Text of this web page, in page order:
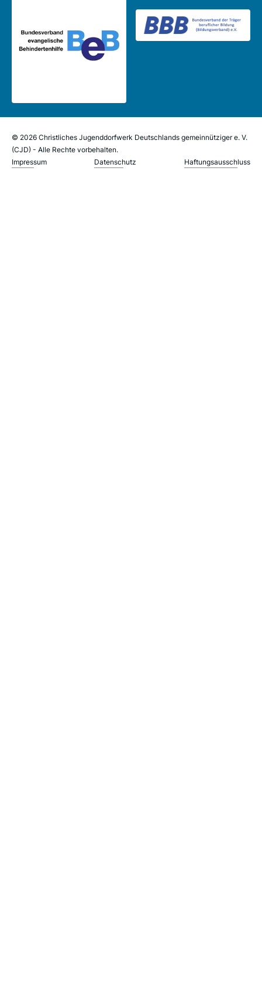
© 2026 Christliches Jugenddorfwerk Deutschlands gemeinnütziger e. V.
(CJD) - Alle Rechte vorbehalten.
Impressum
Datenschutz Haftungsausschluss